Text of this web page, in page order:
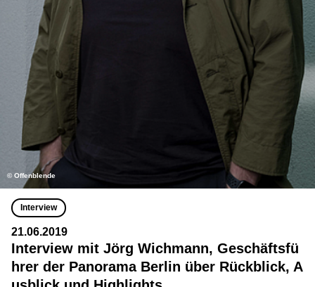
© Offenblende
Interview
21.06.2019
Interview mit Jörg Wichmann, Geschäftsfü
hrer der Panorama Berlin über Rückblick, A